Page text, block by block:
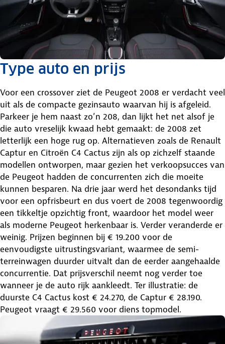
Type auto en prijs
Voor een crossover ziet de Peugeot 2008 er verdacht veel
uit als de compacte gezinsauto waarvan hij is afgeleid.
Parkeer je hem naast zo’n 208, dan lijkt het net alsof je
die auto vreselijk kwaad hebt gemaakt: de 2008 zet
letterlijk een hoge rug op. Alternatieven zoals de Renault
Captur en Citroën C4 Cactus zijn als op zichzelf staande
modellen ontworpen, maar gezien het verkoopsucces van
de Peugeot hadden de concurrenten zich die moeite
kunnen besparen. Na drie jaar werd het desondanks tijd
voor een opfrisbeurt en dus voert de 2008 tegenwoordig
een tikkeltje opzichtig front, waardoor het model weer
als moderne Peugeot herkenbaar is. Verder veranderde er
weinig. Prijzen beginnen bij € 19.200 voor de
eenvoudigste uitrustingsvariant, waarmee de semi-
terreinwagen duurder uitvalt dan de eerder aangehaalde
concurrentie. Dat prijsverschil neemt nog verder toe
wanneer je de auto rijk aankleedt. Ter illustratie: de
duurste C4 Cactus kost € 24.270, de Captur € 28.190.
Peugeot vraagt € 29.560 voor diens topmodel.